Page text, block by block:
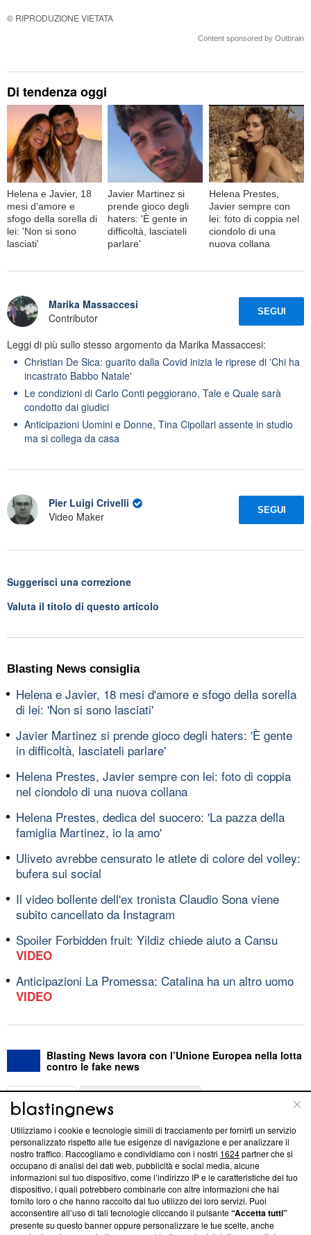
© RIPRODUZIONE VIETATA
Content sponsored by Outbrain
Di tendenza oggi
Helena e Javier, 18
mesi d'amore e
sfogo della sorella di
lei: 'Non si sono
lasciati'
Javier Martinez si
prende gioco degli
haters: 'È gente in
difficoltà, lasciateli
parlare'
Helena Prestes,
Javier sempre con
lei: foto di coppia nel
ciondolo di una
nuova collana
Marika Massaccesi
Contributor
SEGUI
Leggi di più sullo stesso argomento da Marika Massaccesi:
Christian De Sica: guarito dalla Covid inizia le riprese di 'Chi ha
incastrato Babbo Natale'
Le condizioni di Carlo Conti peggiorano, Tale e Quale sarà
condotto dai giudici
Anticipazioni Uomini e Donne, Tina Cipollari assente in studio
ma si collega da casa
Pier Luigi Crivelli
Video Maker
SEGUI
Suggerisci una correzione
Valuta il titolo di questo articolo
Blasting News consiglia
Helena e Javier, 18 mesi d'amore e sfogo della sorella
di lei: 'Non si sono lasciati'
Javier Martinez si prende gioco degli haters: 'È gente
in difficoltà, lasciateli parlare'
Helena Prestes, Javier sempre con lei: foto di coppia
nel ciondolo di una nuova collana
Helena Prestes, dedica del suocero: 'La pazza della
famiglia Martinez, io la amo'
Uliveto avrebbe censurato le atlete di colore del volley:
bufera sui social
Il video bollente dell'ex tronista Claudio Sona viene
subito cancellato da Instagram
Spoiler Forbidden fruit: Yildiz chiede aiuto a Cansu
VIDEO
Anticipazioni La Promessa: Catalina ha un altro uomo
VIDEO
Blasting News lavora con l’Unione Europea nella lotta
contro le fake news
ABOUT
Questa sezione offre informazioni trasparenti su Blasting
News, sui nostri processi editoriali e su come ci impegniamo a
creare news di qualità. Inoltre, afferma la nostra aderenza a
‘Trust Project - News with Integrity’Blasting News non è
ancora membro del programma, ma ha richiesto di farne
parte; Trust Project non ha ancora effettuato una verifica di
conformità agli standard.
Utilizziamo i cookie e tecnologie simili di tracciamento per fornirti un servizio
personalizzato rispetto alle tue esigenze di navigazione e per analizzare il
nostro traffico. Raccogliamo e condividiamo con i nostri 1624partner che si
occupano di analisi dei dati web, pubblicità e social media, alcune
informazioni sul tuo dispositivo, come l’indirizzo IP e le caratteristiche del tuo
dispositivo, i quali potrebbero combinarle con altre informazioni che hai
fornito loro o che hanno raccolto dal tuo utilizzo dei loro servizi. Puoi
acconsentire all’uso di tali tecnologie cliccando il pulsante“Accetta tutti”
presente su questo banner oppure personalizzare le tue scelte, anche